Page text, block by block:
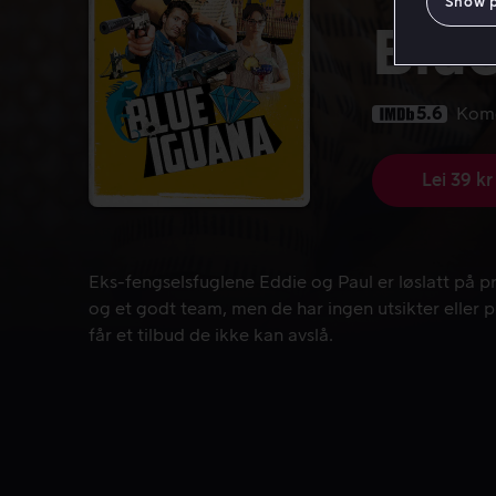
5.6
Lei 39 kr
Eks-fengselsfuglene Eddie og Paul er løslatt på
Eks-fengselsfuglene Eddie og Paul er løslatt på
og et godt team, men de har ingen utsikter eller
får et tilbud de ikke kan avslå.